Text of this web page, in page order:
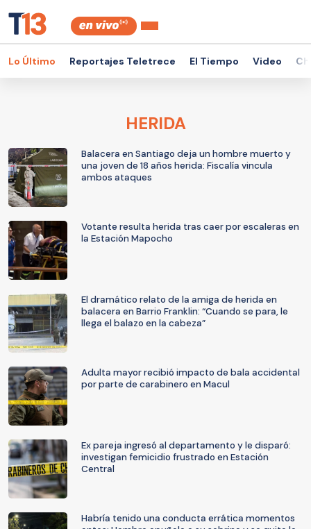
Lo Último Reportajes Teletrece El Tiempo Video
HERIDA
Balacera en Santiago deja un hombre muerto y
una joven de 18 años herida: Fiscalía vincula
ambos ataques
Votante resulta herida tras caer por escaleras en
la Estación Mapocho
El dramático relato de la amiga de herida en
balacera en Barrio Franklin: “Cuando se para, le
llega el balazo en la cabeza”
Adulta mayor recibió impacto de bala accidental
por parte de carabinero en Macul
Ex pareja ingresó al departamento y le disparó:
investigan femicidio frustrado en Estación
Central
Habría tenido una conducta errática momentos